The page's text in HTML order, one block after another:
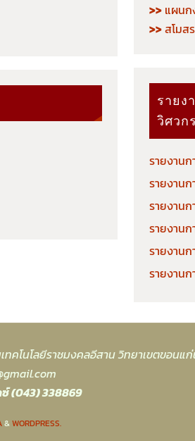
>> แผนก
>>สโมส
รายง
วิศวก
รายงานก
รายงานก
รายงานก
รายงานก
รายงานก
รายงานก
โนโลยีราชมงคลอีสาน วิทยาเขตขอนแ
(043) 338869
&WORDPRESS.